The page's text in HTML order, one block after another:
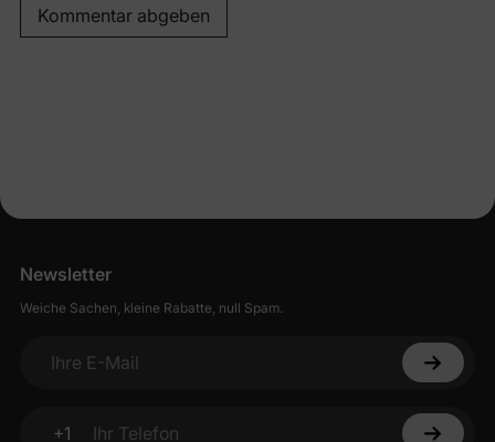
Kommentar abgeben
Newsletter
Weiche Sachen, kleine Rabatte, null Spam.
Ihre E-Mail
+1